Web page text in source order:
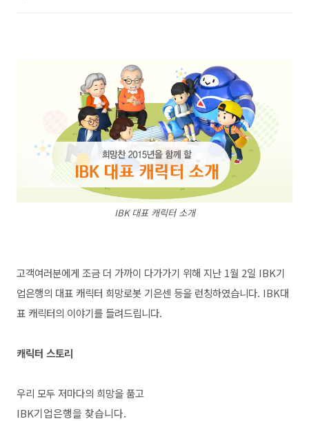
IBK 대표 캐릭터 소개
고객여러분에게 조금 더 가까이 다가가기 위해 지난 1월 2일 IBK기
업은행의 대표 캐릭터 희망로봇 기은센 등을 런칭하였습니다. IBK대
표 캐릭터의 이야기를 들려드립니다.
캐릭터 스토리
우리 모두 저마다의 희망을 품고
IBK기업은행을 찾습니다.